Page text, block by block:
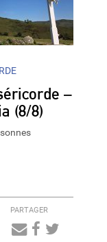
–
(8/8)
PARTAGER